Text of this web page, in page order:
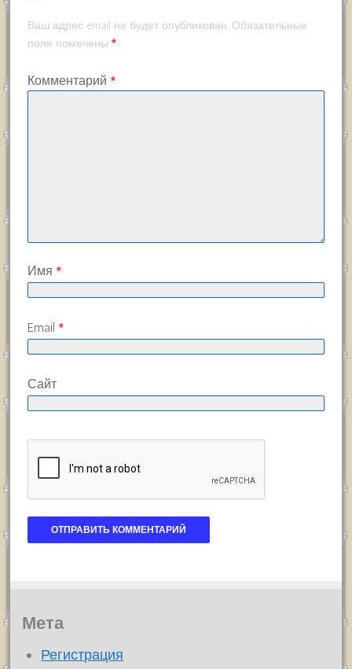
Ваш адрес email не будет опубликован. Обязательные
поля помечены *
Комментарий *
Имя *
Email *
Сайт
Мета
Регистрация